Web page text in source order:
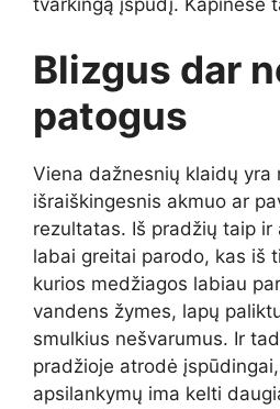
Blizgus dar
patogus
Viena dažnesnių klaidų yra
išraiškingesnis akmuo ar
rezultatas. Iš pradžių taip ir
labai greitai parodo, kas iš
kurios medžiagos labiau
vandens žymes, lapų
smulkius nešvarumus. Ir
pradžioje atrodė
apsilankymų ima kelti